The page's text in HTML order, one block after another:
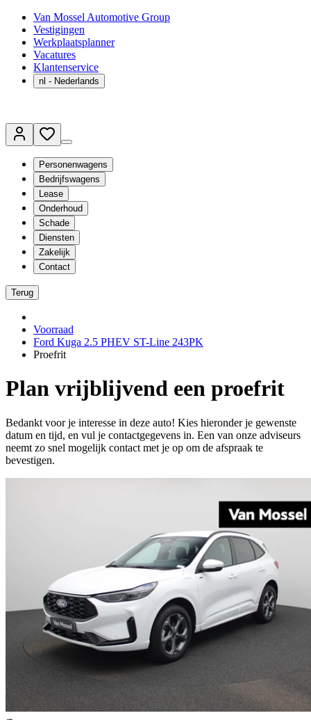
Van Mossel Automotive Group
Vestigingen
Werkplaatsplanner
Vacatures
Klantenservice
nl - Nederlands
Personenwagens
Bedrijfswagens
Lease
Onderhoud
Schade
Diensten
Zakelijk
Contact
Terug
Voorraad
Ford Kuga 2.5 PHEV ST-Line 243PK
Proefrit
Plan vrijblijvend een proefrit
Bedankt voor je interesse in deze auto! Kies hieronder je gewenste
datum en tijd, en vul je contactgegevens in. Een van onze adviseurs
neemt zo snel mogelijk contact met je op om de afspraak te
bevestigen.